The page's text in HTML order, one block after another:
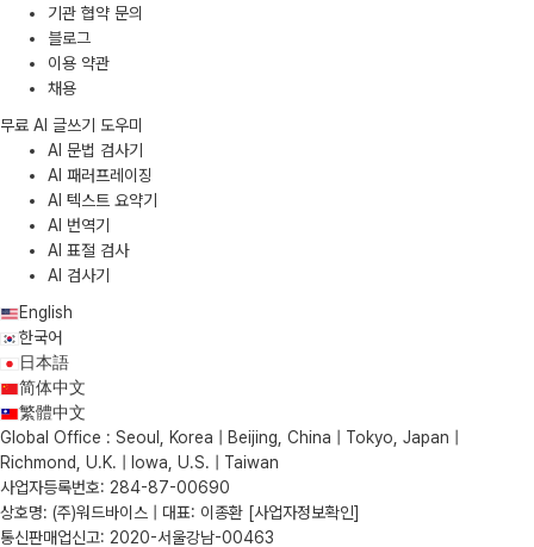
기관 협약 문의
블로그
이용 약관
채용
무료 AI 글쓰기 도우미
AI 문법 검사기
AI 패러프레이징
AI 텍스트 요약기
AI 번역기
AI 표절 검사
AI 검사기
English
한국어
日本語
简体中文
繁體中文
Global Office : Seoul, Korea | Beijing, China | Tokyo, Japan |
Richmond, U.K. | Iowa, U.S. | Taiwan
사업자등록번호: 284-87-00690
상호명: (주)워드바이스 | 대표: 이종환 [사업자정보확인]
통신판매업신고: 2020-서울강남-00463